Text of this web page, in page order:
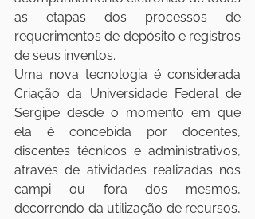
as etapas dos processos de
requerimentos de depósito e registros
de seus inventos.
Uma nova tecnologia é considerada
Criação da Universidade Federal de
Sergipe desde o momento em que
ela é concebida por docentes,
discentes técnicos e administrativos,
através de atividades realizadas nos
campi ou fora dos mesmos,
decorrendo da utilização de recursos,